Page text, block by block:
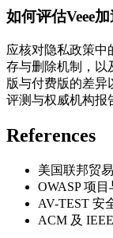
如何评估Veee
应核对隐私政策中
存与删除机制，以
版与付费版的差异
评测与权威机构报
References
美国联邦贸
OWASP 项
AV-TEST 安
ACM 及